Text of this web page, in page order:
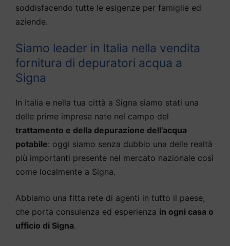
soddisfacendo tutte le esigenze per famiglie ed
aziende.
Siamo leader in Italia nella vendita
fornitura di depuratori acqua a
Signa
In Italia e nella tua città a Signa siamo stati una
delle prime imprese nate nel campo del
trattamento e della depurazione dell’acqua
potabile: oggi siamo senza dubbio una delle realtà
più importanti presente nel mercato nazionale così
come localmente a Signa.
Abbiamo una fitta rete di agenti in tutto il paese,
che porta consulenza ed esperienza in ogni casa o
ufficio di Signa.